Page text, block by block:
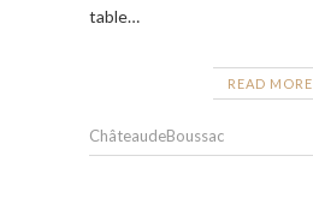
table…
READ MORE
ChâteaudeBoussac